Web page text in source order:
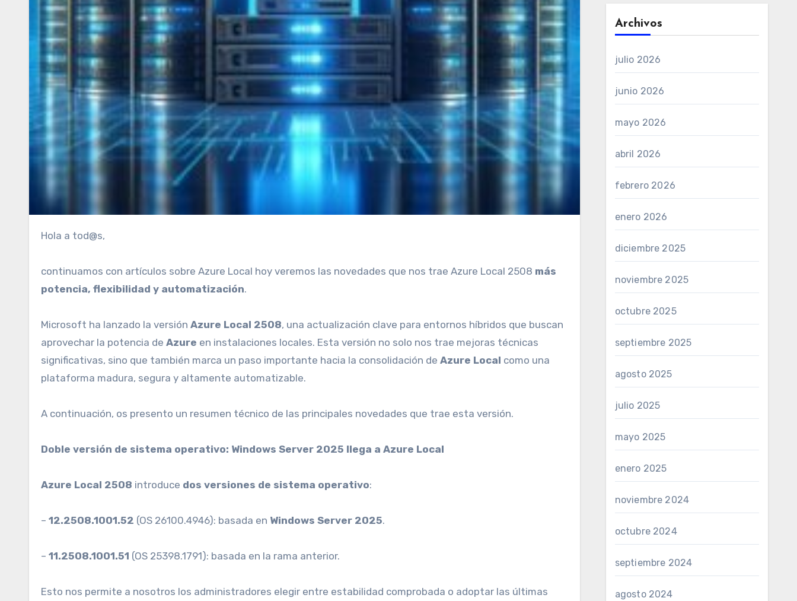
Hola a tod@s,
continuamos con artículos sobre Azure Local hoy veremos las novedades que nos trae Azure Local 2508 más
potencia, flexibilidad y automatización.
Microsoft ha lanzado la versión Azure Local 2508, una actualización clave para entornos híbridos que buscan
aprovechar la potencia de Azure en instalaciones locales. Esta versión no solo nos trae mejoras técnicas
significativas, sino que también marca un paso importante hacia la consolidación de Azure Local como una
plataforma madura, segura y altamente automatizable.
A continuación, os presento un resumen técnico de las principales novedades que trae esta versión.
Doble versión de sistema operativo: Windows Server 2025 llega a Azure Local
Azure Local 2508 introduce dos versiones de sistema operativo:
– 12.2508.1001.52 (OS 26100.4946): basada en Windows Server 2025.
– 11.2508.1001.51 (OS 25398.1791): basada en la rama anterior.
Esto nos permite a nosotros los administradores elegir entre estabilidad comprobada o adoptar las últimas
Archivos
julio 2026
junio 2026
mayo 2026
abril 2026
febrero 2026
enero 2026
diciembre 2025
noviembre 2025
octubre 2025
septiembre 2025
agosto 2025
julio 2025
mayo 2025
enero 2025
noviembre 2024
octubre 2024
septiembre 2024
agosto 2024